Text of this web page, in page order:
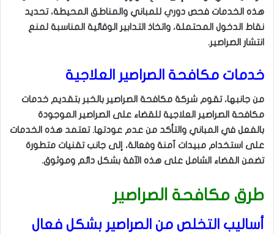
هذه الخدمات فحص دوري للمباني والمناطق المحيطة، تحديد
نقاط الدخول المحتملة، واتخاذ التدابير الوقائية المناسبة لمنع
انتشار الصراصير.
خدمات مكافحة الصراصير العلاجية
من جانبها، تقوم شركة مكافحة الصراصير بالخبر بتقديم خدمات
مكافحة الصراصير العلاجية للقضاء على الصراصير الموجودة
بالفعل في المباني والتأكد من عدم عودتها. تعتمد هذه الخدمات
على استخدام مبيدات آمنة وفعالة، إلى جانب تقنيات متطورة
تضمن القضاء الشامل على هذه الآفة بشكل دائم وموثوق.
طرق مكافحة الصراصير
أساليب التخلص من الصراصير بشكل فعال